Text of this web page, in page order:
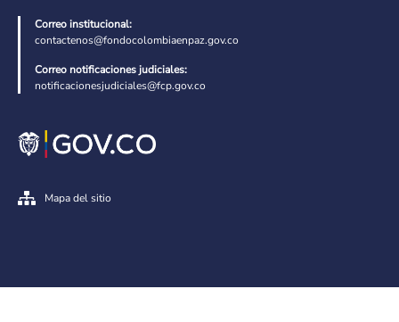
Correo institucional:
contactenos@fondocolombiaenpaz.gov.co
Correo notificaciones judiciales:
notificacionesjudiciales@fcp.gov.co
Mapa del sitio